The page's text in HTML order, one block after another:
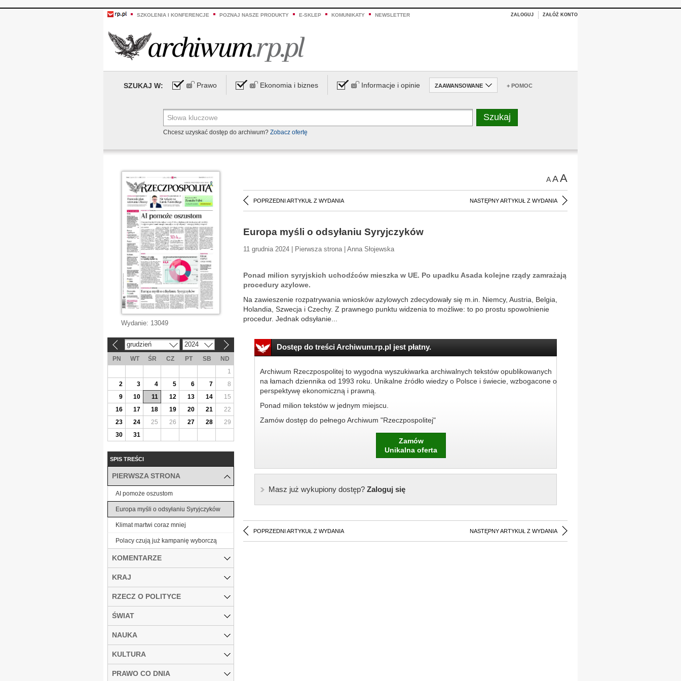
SZKOLENIA I KONFERENCJE POZNAJ NASZE PRODUKTY E-SKLEP KOMUNIKATY NEWSLETTER ZALOGUJ ZAŁÓŻ KONTO
SZUKAJ W: Prawo Ekonomia i biznes Informacje i opinie ZAAWANSOWANE + POMOC
Chcesz uzyskać dostęp do archiwum? Zobacz ofertę
AAA
POPRZEDNI ARTYKUŁ Z WYDANIA NASTĘPNY ARTYKUŁ Z WYDANIA
Europa myśli o odsyłaniu Syryjczyków
11 grudnia 2024 | Pierwsza strona | Anna Słojewska
Ponad milion syryjskich uchodźców mieszka w UE. Po upadku Asada kolejne rządy zamrażają
procedury azylowe.
Na zawieszenie rozpatrywania wniosków azylowych zdecydowały się m.in. Niemcy, Austria, Belgia,
Holandia, Szwecja i Czechy. Z prawnego punktu widzenia to możliwe: to po prostu spowolnienie
procedur. Jednak odsyłanie...
Dostęp do treści Archiwum.rp.pl jest płatny.
Archiwum Rzeczpospolitej to wygodna wyszukiwarka archiwalnych tekstów opublikowanych
na łamach dziennika od 1993 roku. Unikalne źródło wiedzy o Polsce i świecie, wzbogacone o
perspektywę ekonomiczną i prawną.
Ponad milion tekstów w jednym miejscu.
Zamów dostęp do pełnego Archiwum "Rzeczpospolitej"
Zamów
Unikalna oferta
Masz już wykupiony dostęp?Zaloguj się
POPRZEDNI ARTYKUŁ Z WYDANIA NASTĘPNY ARTYKUŁ Z WYDANIA
Wydanie: 13049
grudzień 2024
PN WT ŚR CZ PT SB
ND
1
2
3 4 5 6 7
8
9
10 11 12 13 14
15
16
17 18 19 20 21
22
23
24 25 26 27 28
29
30
31
SPIS TREŚCI
PIERWSZA STRONA
AI pomoże oszustom
Europa myśli o odsyłaniu Syryjczyków
Klimat martwi coraz mniej
Polacy czują już kampanię wyborczą
KOMENTARZE
KRAJ
RZECZ O POLITYCE
ŚWIAT
NAUKA
KULTURA
PRAWO CO DNIA